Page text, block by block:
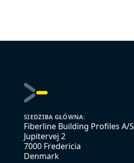
SIEDZIBA GŁÓWNA:
Fiberline Building Profiles A/S
Jupitervej 2
7000 Fredericia
Denmark